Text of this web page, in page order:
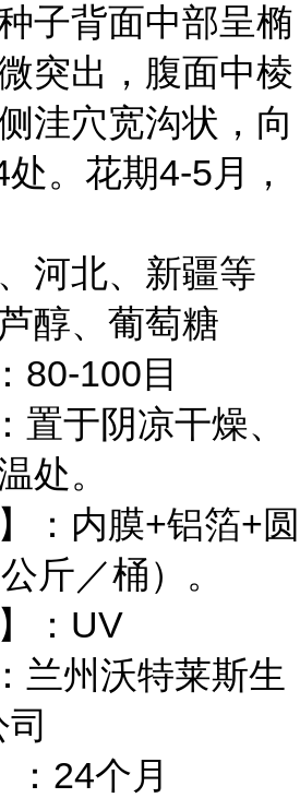
子背面中部呈椭
突出，腹面中棱
洼穴宽沟状，向
处。花期4-5月，
河北、新疆等
醇、葡萄糖
80-100目
置于阴凉干燥、
处。
：内膜+铝箔+圆
斤／桶）。
：UV
兰州沃特莱斯生
：24个月